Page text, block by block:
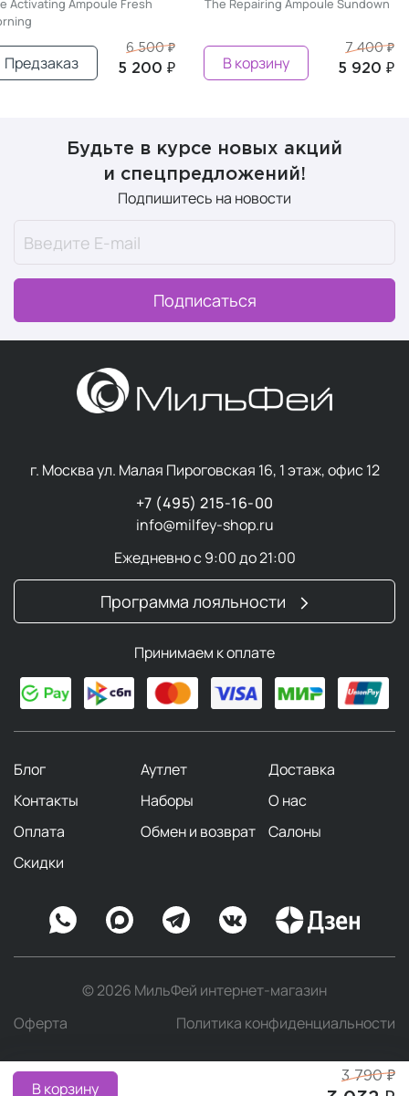
В корзину
3 790 ₽
Activating Ampoule Fresh
6 500 ₽
5 200 ₽
Предзаказ
The Repairing Ampoule Sundown
7 400 ₽
5 920 ₽
В корзину
Будьте в курсе новых акций
и спецпредложений!
Подпишитесь на новости
Подписаться
г. Москва ул. Малая Пироговская 16, 1 этаж, офис 12
+7 (495) 215-16-00
info@milfey-shop.ru
Ежедневно с 9:00 до 21:00
Программа лояльности
Принимаем к оплате
Блог Аутлет
Доставка
Контакты
Наборы
О нас
Оплата
Обмен и возврат
Салоны
Скидки
© 2026 МильФей интернет-магазин
Оферта
Политика конфиденциальности